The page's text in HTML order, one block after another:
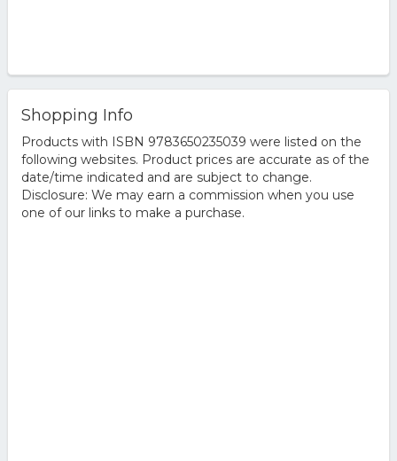
Shopping Info
Products with ISBN 9783650235039 were listed on the
following websites. Product prices are accurate as of the
date/time indicated and are subject to change.
Disclosure: We may earn a commission when you use
one of our links to make a purchase.